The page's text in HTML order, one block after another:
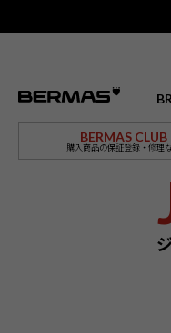
BERMAS CLUB
購入商品の保証登録・修理